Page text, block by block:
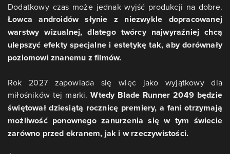
Dodatkowy czas może jednak wyjść produkcji na dobre.
Łowca androidów słynie z niezwykle dopracowanej
warstwy wizualnej, dlatego twórcy najwyraźniej chcą
ulepszyć efekty specjalne i estetykę tak, aby dorównały
poziomowi znanemu z filmów.
Rok 2027 zapowiada się więc jako wyjątkowy dla
miłośników tej marki.Wtedy Blade Runner 2049 będzie
świętował dziesiątą rocznicę premiery, a fani otrzymają
możliwość ponownego zanurzenia się w tym świecie
zarówno przed ekranem, jak i w rzeczywistości.